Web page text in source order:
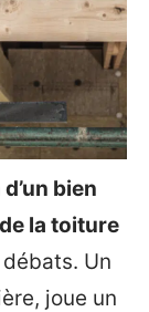
bien
la toiture
Un
joue un